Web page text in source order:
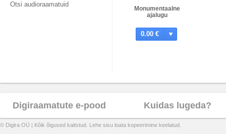
Otsi audioraamatuid
Monumentaalne
ajalugu
0.00 €
Digiraamatute e-pood Kuidas lugeda?
© Digira OÜ | Kõik õigused kaitstud. Lehe sisu loata kopeerimine keelatud.